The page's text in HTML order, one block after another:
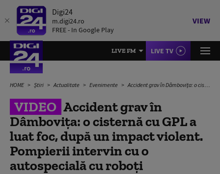
Digi24
m.digi24.ro
FREE - In Google Play
VIEW
LIVE FM LIVE TV
HOME Știri Actualitate Evenimente Accident grav în Dâmbovița: o cisternă cu GPL a luat foc, după un impact violent. Pompierii intervin cu o autospecială cu roboți
VIDEO Accident grav în
Dâmbovița: o cisternă cu GPL a
luat foc, după un impact violent.
Pompierii intervin cu o
autospecială cu roboți